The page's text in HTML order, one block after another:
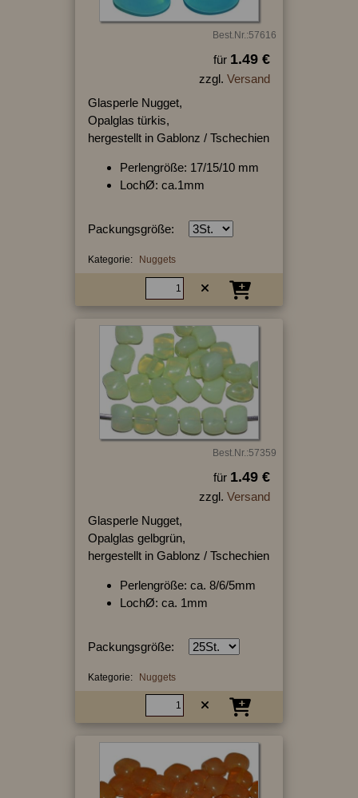
Best.Nr.:57616
für 1.49 €
zzgl. Versand
Glasperle Nugget,
Opalglas türkis,
hergestellt in Gablonz / Tschechien
Perlengröße: 17/15/10 mm
LochØ: ca.1mm
Packungsgröße:
Kategorie: Nuggets
Best.Nr.:57359
für 1.49 €
zzgl. Versand
Glasperle Nugget,
Opalglas gelbgrün,
hergestellt in Gablonz / Tschechien
Perlengröße: ca. 8/6/5mm
LochØ: ca. 1mm
Packungsgröße:
Kategorie: Nuggets